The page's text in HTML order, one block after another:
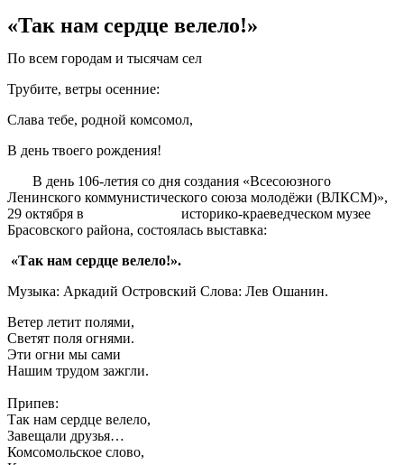
«Так нам сердце велело!»
По всем городам и тысячам сел
Трубите, ветры осенние:
Слава тебе, родной комсомол,
В день твоего рождения!
В день 106-летия со дня создания «Всесоюзного
Ленинского коммунистического союза молодёжи (ВЛКСМ)»,
29 октября в историко-краеведческом музее
Брасовского района, состоялась выставка:
«Так нам сердце велело!».
Музыка: Аркадий Островский Слова: Лев Ошанин.
Ветер летит полями,
Светят поля огнями.
Эти огни мы сами
Нашим трудом зажгли.
Припев:
Так нам сердце велело,
Завещали друзья…
Комсомольское слово,